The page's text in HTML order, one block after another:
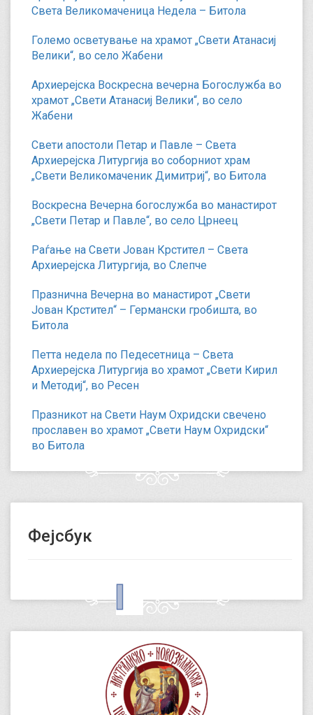
Света Великомаченица Недела – Битола
Големо осветување на храмот „Свети Атанасиј
Велики“, во село Жабени
Архиерејска Воскресна вечерна Богослужба во
храмот „Свети Атанасиј Велики“, во село
Жабени
Свети апостоли Петар и Павле – Света
Архиерејска Литургија во соборниот храм
„Свети Великомаченик Димитриј“, во Битола
Воскресна Вечерна богослужба во манастирот
„Свети Петар и Павле“, во село Црнеец
Раѓање на Свети Јован Крстител – Света
Архиерејска Литургија, во Слепче
Празнична Вечерна во манастирот „Свети
Јован Крстител“ – Германски гробишта, во
Битола
Петта недела по Педесетница – Света
Архиерејска Литургија во храмот „Свети Кирил
и Методиј“, во Ресен
Празникот на Свети Наум Охридски свечено
прославен во храмот „Свети Наум Охридски“
во Битола
Фејсбук